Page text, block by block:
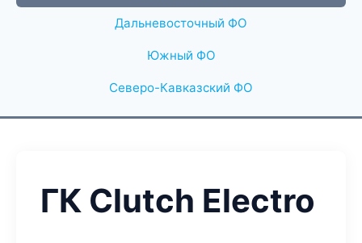
Дальневосточный ФО
Южный ФО
Северо-Кавказский ФО
ГК Clutch Electro